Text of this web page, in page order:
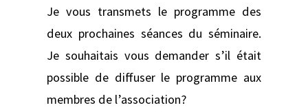
Je vous transmets le programme des
deux prochaines séances du séminaire.
Je souhaitais vous demander s’il était
possible de diffuser le programme aux
membres de l’association?